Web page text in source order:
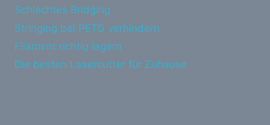
Schlechtes Bridging
Stringing bei PETG verhindern
Filament richtig lagern
Die besten Lasercutter für Zuhause